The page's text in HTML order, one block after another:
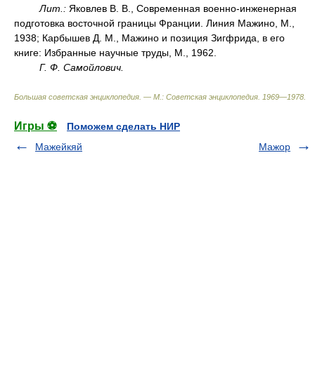
Лит.: Яковлев В. В., Современная военно-инженерная
подготовка восточной границы Франции. Линия Мажино, М.,
1938; Карбышев Д. М., Мажино и позиция Зигфрида, в его
книге: Избранные научные труды, М., 1962.
Г. Ф. Самойлович.
Большая советская энциклопедия. — М.: Советская энциклопедия 1969—1978
Игры ⚽
Поможем сделать НИР
Мажейкяй
Мажор